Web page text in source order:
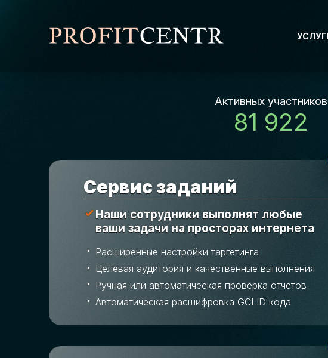
Активных участников
81 922
Cервис заданий
Наши сотрудники выполнят любые
ваши задачи на просторах интернета
Расширенные настройки таргетинга
Целевая аудитория и качественные выполнения
Ручная или автоматическая проверка отчетов
Автоматическая расшифровка GCLID кода